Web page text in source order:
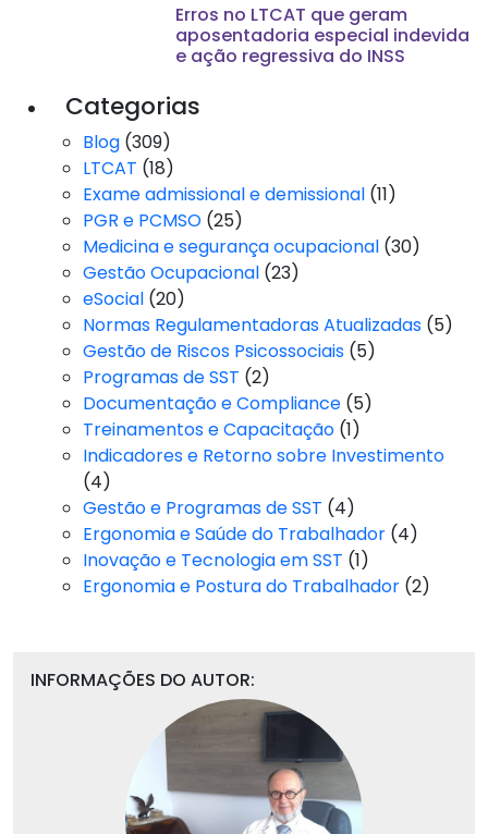
Erros no LTCAT que geram
aposentadoria especial indevida
e ação regressiva do INSS
Categorias
Blog (309)
LTCAT (18)
Exame admissional e demissional (11)
PGR e PCMSO (25)
Medicina e segurança ocupacional (30)
Gestão Ocupacional (23)
eSocial (20)
Normas Regulamentadoras Atualizadas (5)
Gestão de Riscos Psicossociais (5)
Programas de SST (2)
Documentação e Compliance (5)
Treinamentos e Capacitação (1)
Indicadores e Retorno sobre Investimento
(4)
Gestão e Programas de SST (4)
Ergonomia e Saúde do Trabalhador (4)
Inovação e Tecnologia em SST (1)
Ergonomia e Postura do Trabalhador (2)
INFORMAÇÕES DO AUTOR: